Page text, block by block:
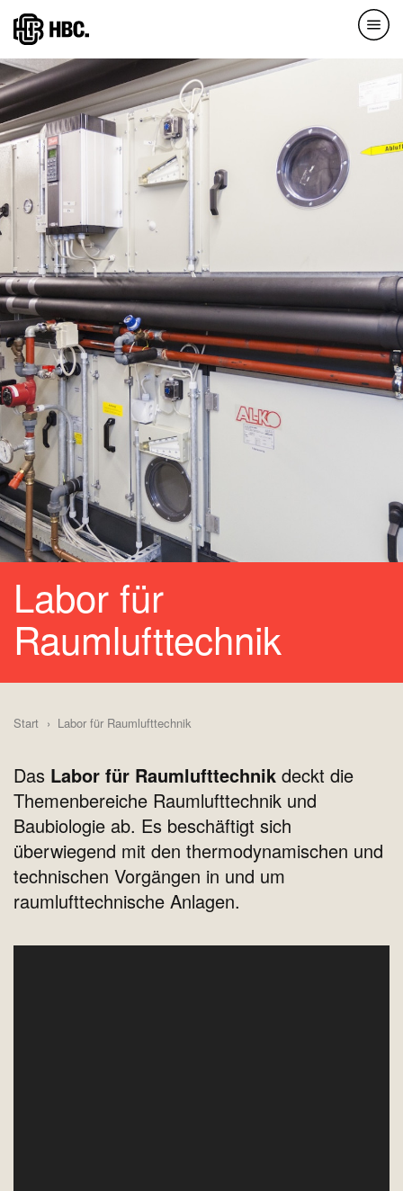
Direkt
zum
Inhalt
Labor für
Raumlufttechnik
Start Labor für Raumlufttechnik
Das Labor für Raumlufttechnik deckt die
Themenbereiche Raumlufttechnik und
Baubiologie ab. Es beschäftigt sich
überwiegend mit den thermodynamischen und
technischen Vorgängen in und um
raumlufttechnische Anlagen.